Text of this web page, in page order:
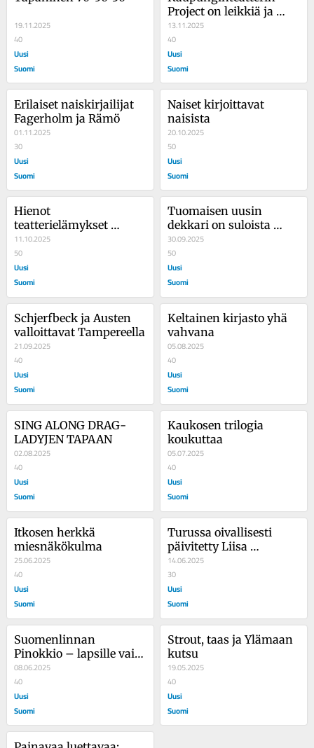
19.11.2025
40
Uusi
Suomi
Project on leikkiä ja
kehon kuria
13.11.2025
40
Uusi
Suomi
Erilaiset naiskirjailijat
Fagerholm ja Rämö
01.11.2025
30
Uusi
Suomi
Naiset kirjoittavat
naisista
20.10.2025
50
Uusi
Suomi
Hienot
teatterielämykset
Rosettan kivi ja Aleksi
11.10.2025
50
Uusi
Suomi
Tuomaisen uusin
dekkari on suloista
viihdettä
30.09.2025
50
Uusi
Suomi
Schjerfbeck ja Austen
valloittavat Tampereella
21.09.2025
40
Uusi
Suomi
Keltainen kirjasto yhä
vahvana
05.08.2025
40
Uusi
Suomi
SING ALONG DRAG-
LADYJEN TAPAAN
02.08.2025
40
Uusi
Suomi
Kaukosen trilogia
koukuttaa
05.07.2025
40
Uusi
Suomi
Itkosen herkkä
miesnäkökulma
25.06.2025
40
Uusi
Suomi
Turussa oivallisesti
päivitetty Liisa
Ihmemaassa
14.06.2025
30
Uusi
Suomi
Suomenlinnan
Pinokkio – lapsille vai
aikuisille?
08.06.2025
40
Uusi
Suomi
Strout, taas ja Ylämaan
kutsu
19.05.2025
40
Uusi
Suomi